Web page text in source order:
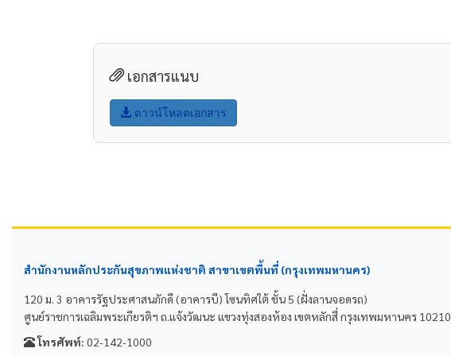
เอกสารแนบ
ดาวน์โหลดเอกสาร
สำนักงานหลักประกันสุขภาพแห่งชาติ สาขาเขตพื้นที่ (กรุงเทพมหานคร)
120 ม. 3 อาคารรัฐประศาสนภักดี (อาคารบี) โซนทิศใต้ ชั้น 5 (ฝั่งลานจอดรถ)
ศูนย์ราชการเฉลิมพระเกียรติฯ ถ.แจ้งวัฒนะ แขวงทุ่งสองห้อง เขตหลักสี่ กรุงเทพมหานคร 10210
โทรศัพท์: 02-142-1000